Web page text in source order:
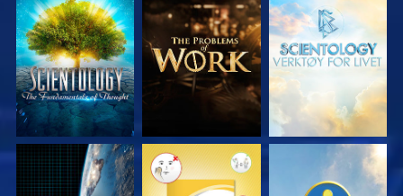
UTFORSK SERIEN UTFORSK SERIEN UTFORSK SERIEN